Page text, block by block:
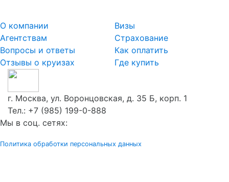
Агентствам
Вопросы и ответы
Отзывы о круизах
Страхование
Как оплатить
Где купить
г. Москва, ул. Воронцовская, д. 35 Б, корп. 1
Тел.:+7 (985) 199-0-888
Мы в соц. сетях: